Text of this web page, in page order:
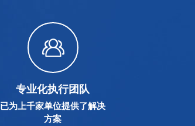
专业化执行团队
已为上千家单位提供了解决
方案